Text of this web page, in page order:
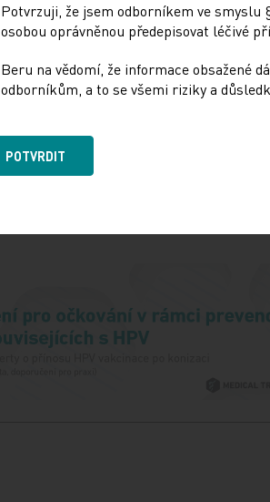
Potvrzuji, že jsem odborníkem ve smyslu
osobou oprávněnou předepisovat léčivé
Beru na vědomí, že informace obsažené
odborníkům, a to se všemi riziky a
POTVRDIT